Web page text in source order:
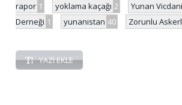
rapor 1 yoklama kaçağı 2
Yunan
Derneği 1 yunanistan 40 Zorunlu
YAZI EKLE